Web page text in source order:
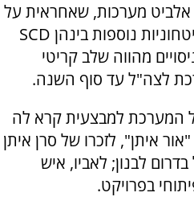
מערכות, שאחראית על
מקור הלייזר, וכן תעשיות ביטחוניות נוספות בינהן SCD
מהווה שלב קריטי
לצה"ל עד סוף השנה.
המערכת למבצעית קרא לה
איתן", לזכרו של סרן איתן
לבנון; לאביו, איש
בפרויקט.